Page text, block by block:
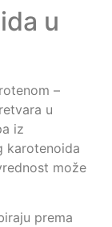
u
–
u
iz
karotenoida
može
prema